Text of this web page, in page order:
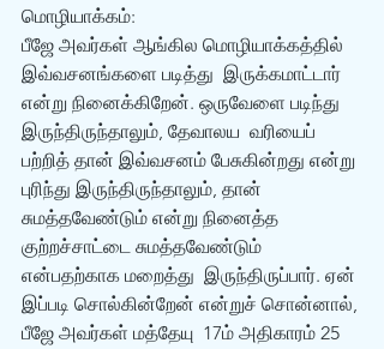
மொழியாக்கம்:
பீஜே அவர்கள் ஆங்கில மொழியாக்கத்தில்
இவ்வசனங்களை படித்து  இருக்கமாட்டார்
என்று நினைக்கிறேன். ஒருவேளை படிந்து
இருந்திருந்தாலும், தேவாலய  வரியைப்
பற்றித் தான் இவ்வசனம் பேசுகின்றது என்று
புரிந்து இருந்திருந்தாலும், தான்
சுமத்தவேண்டும் என்று நினைத்த
குற்றச்சாட்டை சுமத்தவேண்டும்
என்பதற்காக‌ மறைத்து  இருந்திருப்பார். ஏன்
இப்படி சொல்கின்றேன் என்றுச் சொன்னால்,
பீஜே அவர்கள் மத்தேயு  17ம் அதிகாரம் 25